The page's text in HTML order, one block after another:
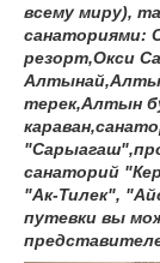
всему миру),
санаториями:
резорт,Окси
терек,Алтын
санаторий
"Ак-Тилек",
путевки вы